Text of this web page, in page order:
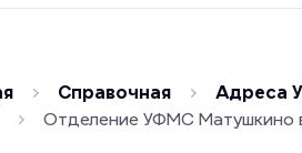
Справочная Адреса
Отделение УФМС Матушкино